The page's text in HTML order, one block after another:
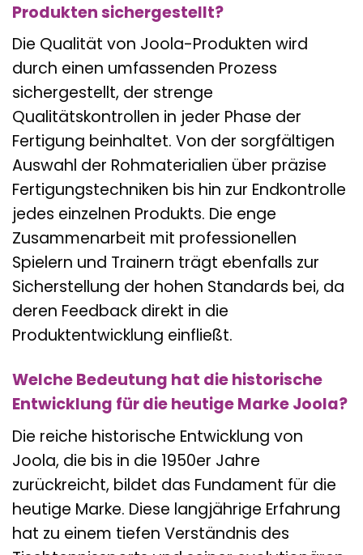
Produkten sichergestellt?
Die Qualität von Joola-Produkten wird
durch einen umfassenden Prozess
sichergestellt, der strenge
Qualitätskontrollen in jeder Phase der
Fertigung beinhaltet. Von der sorgfältigen
Auswahl der Rohmaterialien über präzise
Fertigungstechniken bis hin zur Endkontrolle
jedes einzelnen Produkts. Die enge
Zusammenarbeit mit professionellen
Spielern und Trainern trägt ebenfalls zur
Sicherstellung der hohen Standards bei, da
deren Feedback direkt in die
Produktentwicklung einfließt.
Welche Bedeutung hat die historische
Entwicklung für die heutige Marke Joola?
Die reiche historische Entwicklung von
Joola, die bis in die 1950er Jahre
zurückreicht, bildet das Fundament für die
heutige Marke. Diese langjährige Erfahrung
hat zu einem tiefen Verständnis des